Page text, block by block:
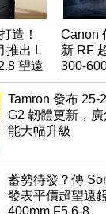
造！
推出 L
望遠
Canon
新 RF
300-
Tamron 發布 25-
G2 韌體更新，
能大幅升級
蓄勢待發？傳
發表平價超望遠